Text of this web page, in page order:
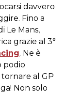
davvero
Fino a
Le Mans,
grazie al 3°
. Ne è
podio
al GP
Non solo